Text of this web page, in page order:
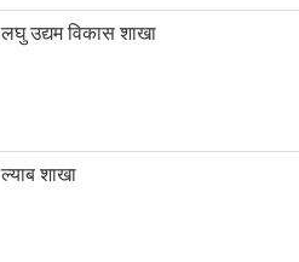
लघु उद्यम विकास शाखा
ल्याब शाखा